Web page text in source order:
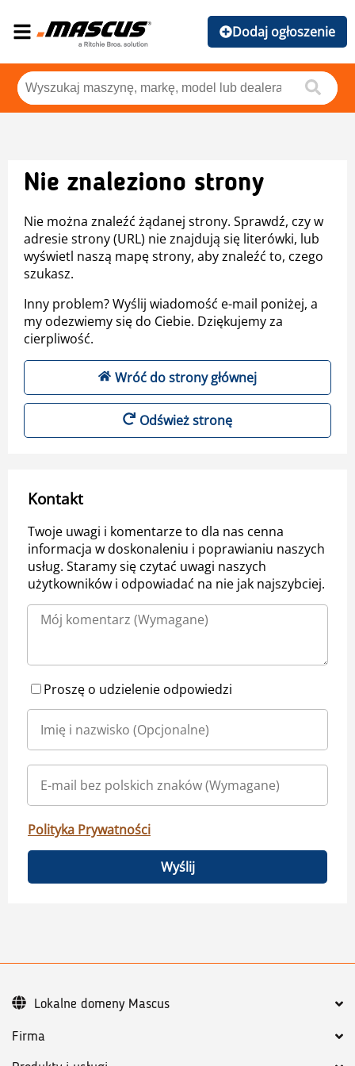
Dodaj ogłoszenie
Nie znaleziono strony
Nie można znaleźć żądanej strony. Sprawdź, czy w
adresie strony (URL) nie znajdują się literówki, lub
wyświetl naszą mapę strony, aby znaleźć to, czego
szukasz.
Inny problem? Wyślij wiadomość e-mail poniżej, a
my odezwiemy się do Ciebie. Dziękujemy za
cierpliwość.
Wróć do strony głównej
Odśwież stronę
Kontakt
Twoje uwagi i komentarze to dla nas cenna
informacja w doskonaleniu i poprawianiu naszych
usług. Staramy się czytać uwagi naszych
użytkowników i odpowiadać na nie jak najszybciej.
Proszę o udzielenie odpowiedzi
Polityka Prywatności
Wyślij
Firma
Lokalne domeny Mascus